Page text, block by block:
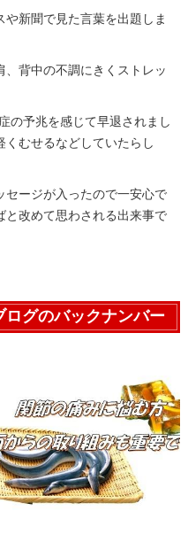
や新聞で見た言葉を出題しま
背中の不調にきくストレッ
の予兆を感じて早退されまし
むせるなどしていたらし
ージが入ったので一安心で
と改めて思わされる出来事で
グのバックナンバー